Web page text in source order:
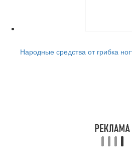
Народные средства от грибка